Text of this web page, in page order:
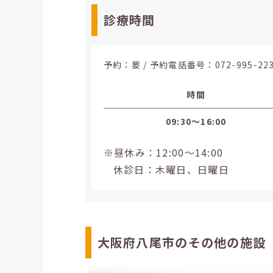
診療時間
予約：要 / 予約電話番号： 072-995-
時間
09:30〜16:00
※昼休み：12:00～14:00
休診日：木曜日、日曜日
大阪府八尾市のその他の施設